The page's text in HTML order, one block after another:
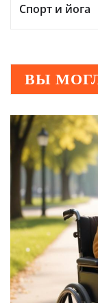
Спорт и йога
ВЫ